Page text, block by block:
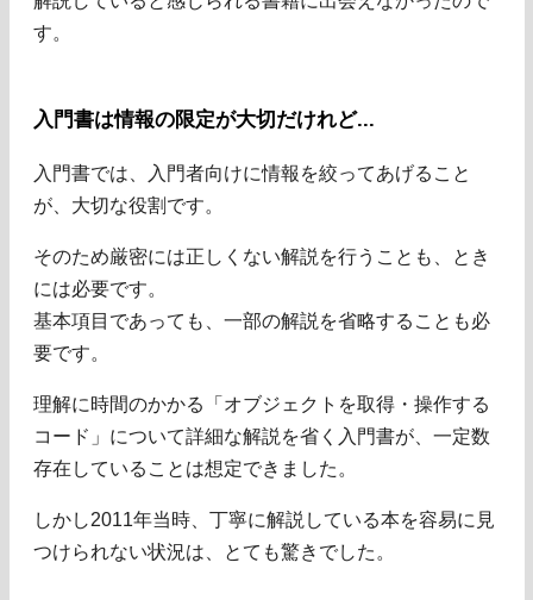
す。
入門書は情報の限定が大切だけれど...
入門書では、入門者向けに情報を絞ってあげること
が、大切な役割です。
そのため厳密には正しくない解説を行うことも、とき
には必要です。
基本項目であっても、一部の解説を省略することも必
要です。
理解に時間のかかる「オブジェクトを取得・操作する
コード」について詳細な解説を省く入門書が、一定数
存在していることは想定できました。
しかし2011年当時、丁寧に解説している本を容易に見
つけられない状況は、とても驚きでした。